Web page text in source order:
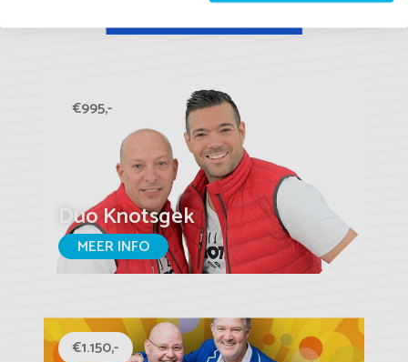
€995,-
Duo Knotsgek
MEER INFO
€1.150,-